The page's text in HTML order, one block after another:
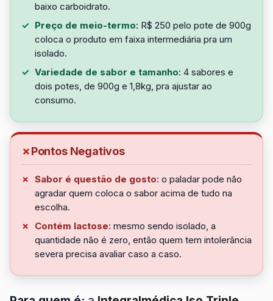
baixo carboidrato.
Preço de meio-termo: R$ 250 pelo pote de 900g
coloca o produto em faixa intermediária pra um
isolado.
Variedade de sabor e tamanho: 4 sabores e
dois potes, de 900g e 1,8kg, pra ajustar ao
consumo.
Pontos Negativos
Sabor é questão de gosto: o paladar pode não
agradar quem coloca o sabor acima de tudo na
escolha.
Contém lactose: mesmo sendo isolado, a
quantidade não é zero, então quem tem intolerância
severa precisa avaliar caso a caso.